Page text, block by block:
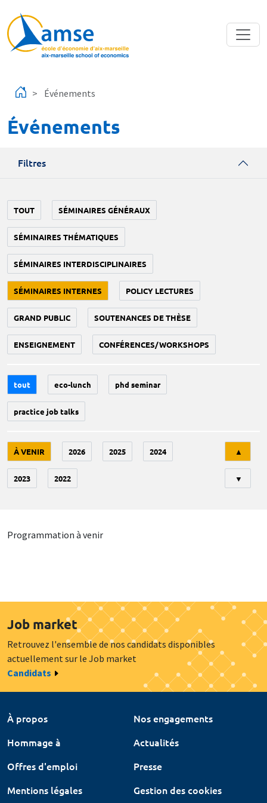
Événements
Événements
Filtres
TOUT SÉMINAIRES GÉNÉRAUX
SÉMINAIRES THÉMATIQUES
SÉMINAIRES INTERDISCIPLINAIRES
SÉMINAIRES INTERNES POLICY LECTURES
GRAND PUBLIC SOUTENANCES DE THÈSE
ENSEIGNEMENT CONFÉRENCES/WORKSHOPS
tout eco-lunch phd seminar
practice job talks
À VENIR 2026 2025 2024
2023 2022
▲
▼
Programmation à venir
Job market
Retrouvez l'ensemble de nos candidats disponibles
actuellement sur le Job market
Candidats
À propos
Nos engagements
Hommage à
Actualités
Offres d'emploi
Presse
Mentions légales
Gestion des cookies